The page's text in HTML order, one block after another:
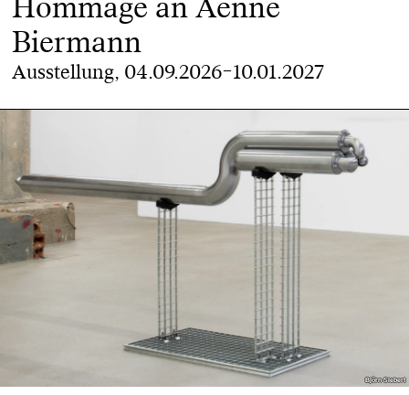
Hommage an Aenne
Biermann
Ausstellung, 04.09.2026–10.01.2027
Björn Siebert
Björn Siebert